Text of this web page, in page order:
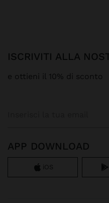
ISCRIVITI ALLA
e ottieni il 10% di sconto
APP DOWNLOAD
iOS